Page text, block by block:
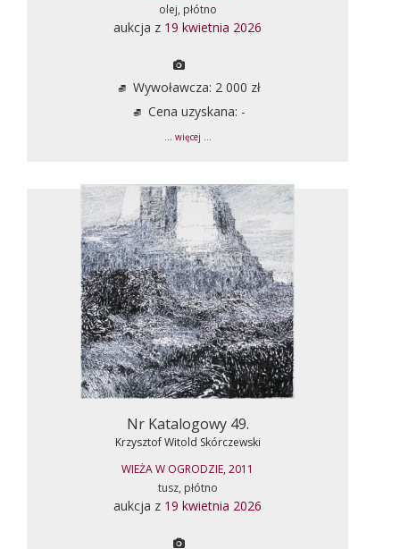
olej, płótno
aukcja z 19 kwietnia 2026
Wywoławcza: 2 000 zł
Cena uzyskana: -
... więcej ...
Nr Katalogowy 49.
Krzysztof Witold Skórczewski
WIEŻA W OGRODZIE, 2011
tusz, płótno
aukcja z 19 kwietnia 2026